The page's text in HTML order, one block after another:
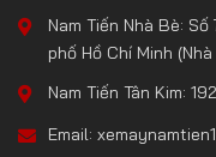
Nam Tiến Nhà Bè:
phố Hồ Chí Minh
Nam Tiến Tân Kim:
Email: